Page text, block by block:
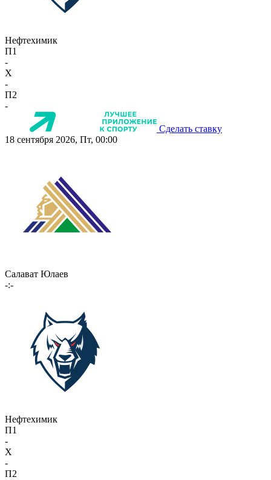
Нефтехимик
П1
-
X
-
П2
-
Сделать ставку
18 сентября 2026, Пт, 00:00
Салават Юлаев
-:-
Нефтехимик
П1
-
X
-
П2